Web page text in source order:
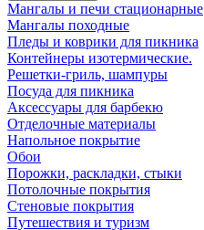
Мангалы и печи стационарные
Мангалы походные
Пледы и коврики для пикника
Контейнеры изотермические.
Решетки-гриль, шампуры
Посуда для пикника
Аксессуары для барбекю
Отделочные материалы
Напольное покрытие
Обои
Порожки, раскладки, стыки
Потолочные покрытия
Стеновые покрытия
Путешествия и туризм